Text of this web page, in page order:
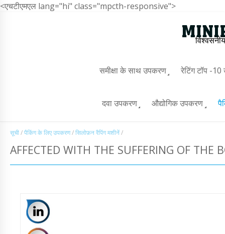
<एचटीएमएल lang="hi" class="mpcth-responsive">
समीक्षा के साथ उपकरण रेटिंग टॉप -
दवा उपकरण औद्योगिक उपकरण
सूची/पैकिंग के लिए उपकरण/सिलोफ़न रैपिंग मशीनें/
AFFECTED WITH THE SUFFERING OF THE